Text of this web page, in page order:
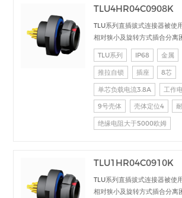
TLU4HR04C0908K
TLU系列直插拔式连接器被使
相对狭小及旋转方式插合分离
于电台设备、加固计算机、医
备、音频视频设备、数据采集
直流、高速、射频、光纤等的
TLU系列 IP68 金属
推拉自锁 插座 8芯
单芯负载电流3.8A 工作
9号壳体 壳体定位4
绝缘电阻大于5000欧姆
TLU1HR04C0910K
TLU系列直插拔式连接器被使
相对狭小及旋转方式插合分离